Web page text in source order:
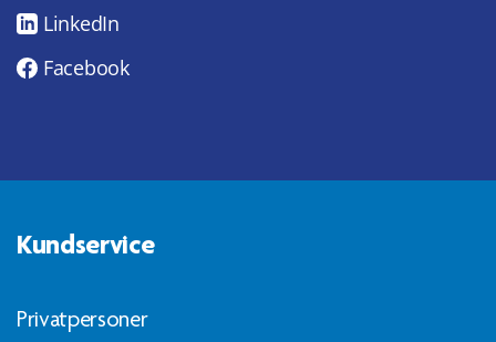
LinkedIn
Facebook
Kundservice
Privatpersoner